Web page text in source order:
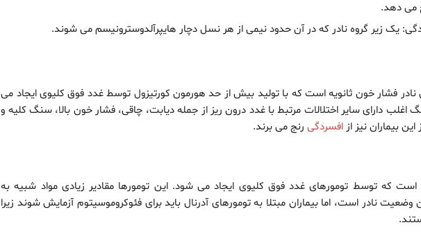
می دهد.
یک زیر گروه نادر که در آن حدود نیمی از هر نسل دچار هایپرآلدوسترونیسم می شوند.
فشار خون ثانویه است که با تولید بیش از حد هورمون کورتیزول توسط غدد فوق کلیوی ایجاد می
اغلب دارای سایر اختلالات مرتبط با غدد درون ریز از جمله دیابت، چاقی، فشار خون بالا، سنگ کلیه و
بیماران نیز از افسردگی رنج می برند.
که توسط تومورهای غدد فوق کلیوی ایجاد می شود. این تومورها مقادیر زیادی مواد شبیه به
وضعیت نادر است، اما بیماران مبتلا به تومورهای آدرنال باید برای فئوکروموسیتوم آزمایش شوند زیرا